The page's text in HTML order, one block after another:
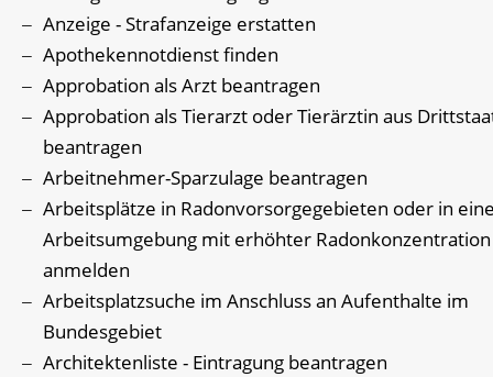
Anzeige - Strafanzeige erstatten
Apothekennotdienst finden
Approbation als Arzt beantragen
Approbation als Tierarzt oder Tierärztin aus
beantragen
Arbeitnehmer-Sparzulage beantragen
Arbeitsplätze in Radonvorsorgegebieten oder in
Arbeitsumgebung mit erhöhter Radonkonzentration
anmelden
Arbeitsplatzsuche im Anschluss an Aufenthalte im
Bundesgebiet
Architektenliste - Eintragung beantragen